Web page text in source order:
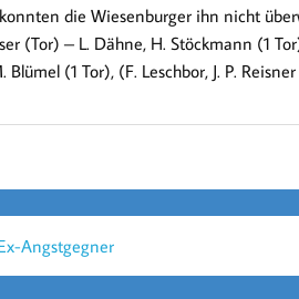
die Wiesenburger ihn nicht
(Tor) – L. Dähne, H. Stöckmann (1
(1 Tor), (F. Leschbor, J. P.
Angstgegner